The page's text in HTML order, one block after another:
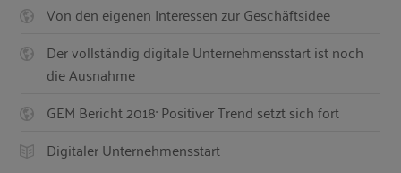
Von den eigenen Interessen zur Geschäftsidee
Der vollständig digitale Unternehmensstart ist noch
die Ausnahme
GEM Bericht 2018: Positiver Trend setzt sich fort
Digitaler Unternehmensstart